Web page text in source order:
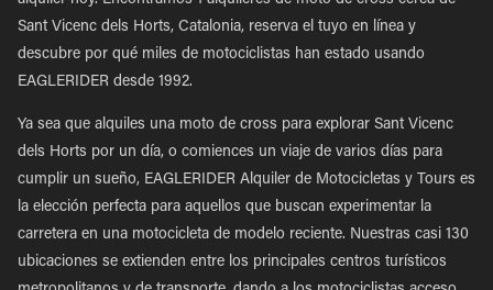
Sant Vicenc dels Horts, Catalonia, reserva el tuyo en línea y
descubre por qué miles de motociclistas han estado usando
EAGLERIDER desde 1992.
Ya sea que alquiles una moto de cross para explorar Sant Vicenc
dels Horts por un día, o comiences un viaje de varios días para
cumplir un sueño, EAGLERIDER Alquiler de Motocicletas y Tours es
la elección perfecta para aquellos que buscan experimentar la
carretera en una motocicleta de modelo reciente. Nuestras casi 130
ubicaciones se extienden entre los principales centros turísticos